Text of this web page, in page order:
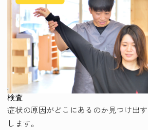
検査
症状の原因がどこにあるのか見つけ出
します。